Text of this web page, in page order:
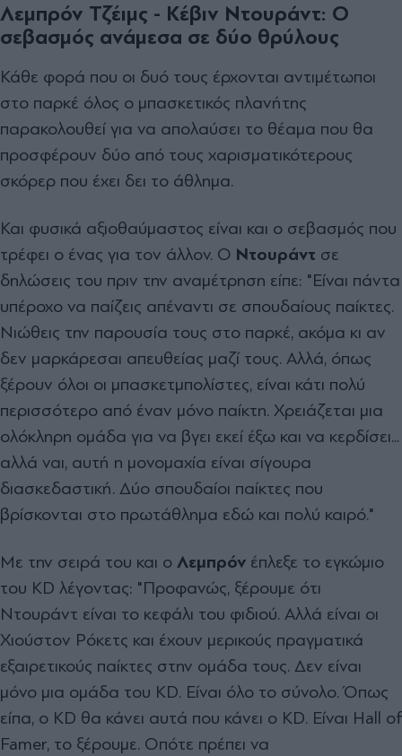
Λεμπρόν Τζέιμς - Κέβιν Ντουράντ: Ο
σεβασμός ανάμεσα σε δύο θρύλους
Κάθε φορά που οι δυό τους έρχονται αντιμέτωποι
στο παρκέ όλος ο μπασκετικός πλανήτης
παρακολουθεί για να απολαύσει το θέαμα που θα
προσφέρουν δύο από τους χαρισματικότερους
σκόρερ που έχει δει το άθλημα.
Και φυσικά αξιοθαύμαστος είναι και ο σεβασμός που
τρέφει ο ένας για τον άλλον. Ο Ντουράντ σε
δηλώσεις του πριν την αναμέτρηση είπε: "Είναι πάντα
υπέροχο να παίζεις απέναντι σε σπουδαίους παίκτες.
Νιώθεις την παρουσία τους στο παρκέ, ακόμα κι αν
δεν μαρκάρεσαι απευθείας μαζί τους. Αλλά, όπως
ξέρουν όλοι οι μπασκετμπολίστες, είναι κάτι πολύ
περισσότερο από έναν μόνο παίκτη. Χρειάζεται μια
ολόκληρη ομάδα για να βγει εκεί έξω και να κερδίσει...
αλλά ναι, αυτή η μονομαχία είναι σίγουρα
διασκεδαστική. Δύο σπουδαίοι παίκτες που
βρίσκονται στο πρωτάθλημα εδώ και πολύ καιρό."
Mε την σειρά του και ο Λεμπρόν έπλεξε το εγκώμιο
του KD λέγοντας: "Προφανώς, ξέρουμε ότι
Ντουράντ είναι το κεφάλι του φιδιού. Αλλά είναι οι
Χιούστον Ρόκετς και έχουν μερικούς πραγματικά
εξαιρετικούς παίκτες στην ομάδα τους. Δεν είναι
μόνο μια ομάδα του KD. Είναι όλο το σύνολο. Όπως
είπα, ο KD θα κάνει αυτά που κάνει ο KD. Είναι Hall of
Famer, το ξέρουμε. Οπότε πρέπει να